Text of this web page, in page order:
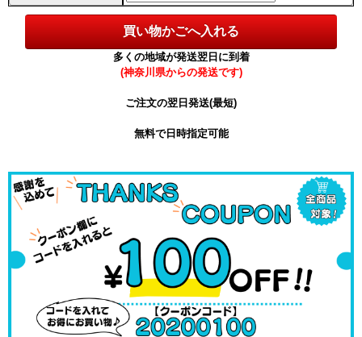
多くの地域が発送翌日に到着
(神奈川県からの発送です)
ご注文の翌日発送(最短)
無料で日時指定可能